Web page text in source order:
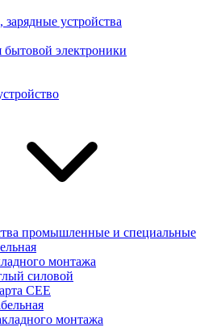
устройства
бытовой электроники
промышленные и специальные
монтажа
силовой
CEE
монтажа